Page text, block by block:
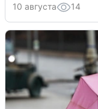
10 августа 14